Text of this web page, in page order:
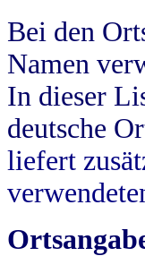
Bei den
Namen
In dieser
deutsche
liefert